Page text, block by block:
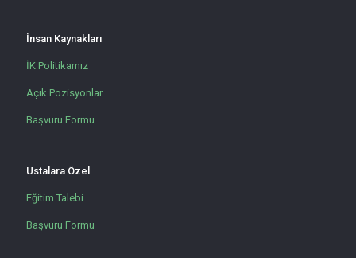
İnsan Kaynakları
İK Politikamız
Açık Pozisyonlar
Başvuru Formu
Ustalara Özel
Eğitim Talebi
Başvuru Formu